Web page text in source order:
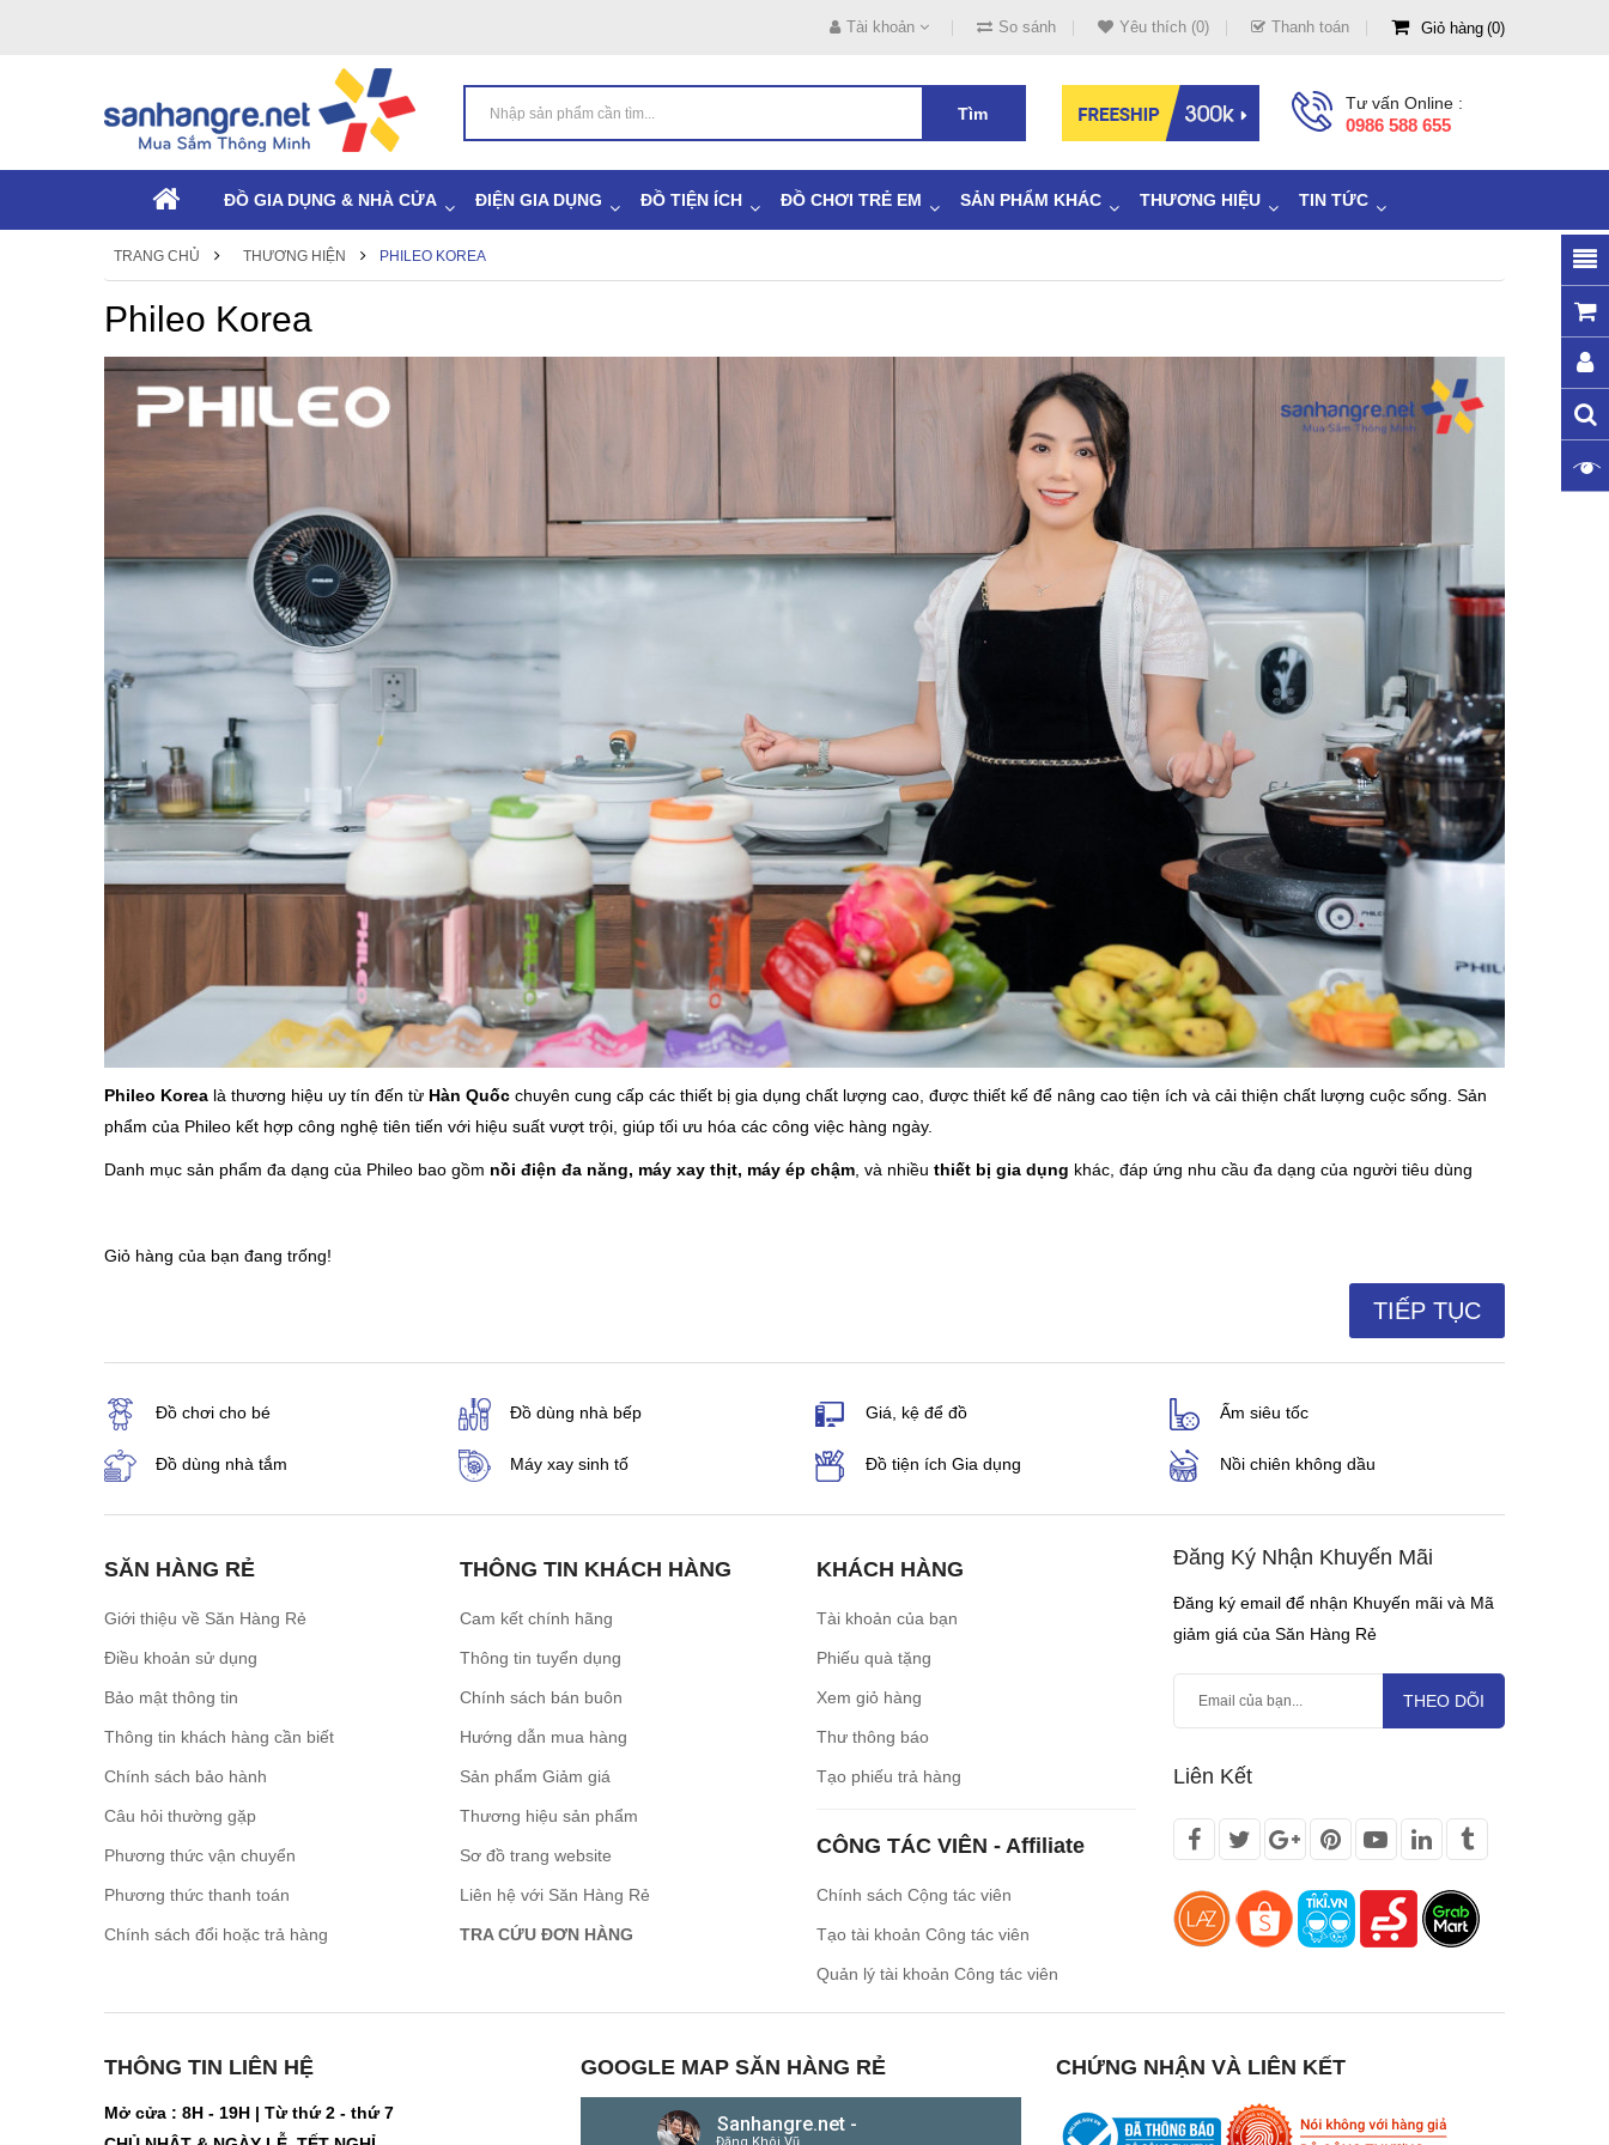
Tài khoản So sánh Yêu thích (0) Thanh toán Giỏ hàng 0
Tìm
Tư vấn Online :
0986 588 655
ĐỒ GIA DỤNG & NHÀ CỬA ĐIỆN GIA DỤNG ĐỒ TIỆN ÍCH ĐỒ CHƠI TRẺ EM SẢN PHẨM KHÁC THƯƠNG HIỆU TIN TỨC
TRANG CHỦ THƯƠNG HIỆN PHILEO KOREA
Phileo Korea
Phileo Korea là thương hiệu uy tín đến từ Hàn Quốc chuyên cung cấp các thiết bị gia dụng chất lượng cao, được thiết kế để nâng cao tiện ích và cải thiện chất lượng cuộc sống. Sản
phẩm của Phileo kết hợp công nghệ tiên tiến với hiệu suất vượt trội, giúp tối ưu hóa các công việc hàng ngày.
Danh mục sản phẩm đa dạng của Phileo bao gồm nồi điện đa năng, máy xay thịt, máy ép chậm , và nhiều thiết bị gia dụng khác, đáp ứng nhu cầu đa dạng của người tiêu dùng
Giỏ hàng của bạn đang trống!
TIẾP TỤC
Đồ chơi cho bé
Đồ dùng nhà tắm
Đồ dùng nhà bếp
Máy xay sinh tố
Giá, kệ để đồ
Đồ tiện ích Gia dụng
Ấm siêu tốc
Nồi chiên không dầu
SĂN HÀNG RẺ
Giới thiệu về Săn Hàng Rẻ
Điều khoản sử dụng
Bảo mật thông tin
Thông tin khách hàng cần biết
Chính sách bảo hành
Câu hỏi thường gặp
Phương thức vận chuyển
Phương thức thanh toán
Chính sách đổi hoặc trả hàng
THÔNG TIN KHÁCH HÀNG
Cam kết chính hãng
Thông tin tuyển dụng
Chính sách bán buôn
Hướng dẫn mua hàng
Sản phẩm Giảm giá
Thương hiệu sản phẩm
Sơ đồ trang website
Liên hệ với Săn Hàng Rẻ
TRA CỨU ĐƠN HÀNG
KHÁCH HÀNG
Tài khoản của bạn
Phiếu quà tặng
Xem giỏ hàng
Thư thông báo
Tạo phiếu trả hàng
CÔNG TÁC VIÊN - Affiliate
Chính sách Cộng tác viên
Tạo tài khoản Công tác viên
Quản lý tài khoản Công tác viên
Đăng Ký Nhận Khuyến Mãi
Đăng ký email để nhận Khuyến mãi và Mã
giảm giá của Săn Hàng Rẻ
THEO DÕI
Liên Kết
THÔNG TIN LIÊN HỆ
Mở cửa : 8H - 19H | Từ thứ 2 - thứ 7
GOOGLE MAP SĂN HÀNG RẺ CHỨNG NHẬN VÀ LIÊN KẾT